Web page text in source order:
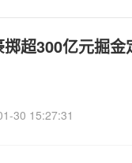
超300亿元掘金
30 15:27:31